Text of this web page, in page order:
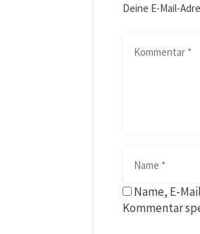
Deine E-Mail-
Name, E-
Kommentar